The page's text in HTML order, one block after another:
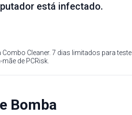
está infectado.
Cleaner. 7 dias limitados para teste
de PCRisk.
Bomba